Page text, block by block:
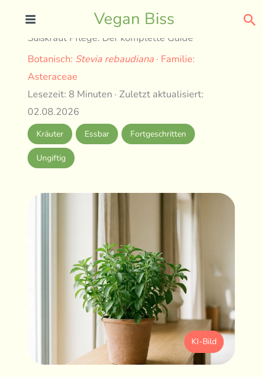
content
Vegan Biss
Süßkraut Pflege: Der komplette Guide
Botanisch: Stevia rebaudiana · Familie:
Asteraceae
Lesezeit: 8 Minuten · Zuletzt aktualisiert:
02.08.2026
Kräuter Essbar Fortgeschritten
Ungiftig
KI-Bild